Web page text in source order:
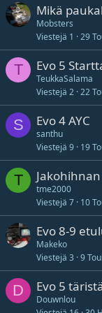
Mikä
Mobsters
Viestejä 1 29
T Evo 5
TeukkaSalama
Viestejä 2 22
S Evo 4 AYC
santhu
Viestejä 9 19
T
tme2000
Viestejä 7 10
Evo 8-9
Makeko
Viestejä 3 9
D Evo 5
Douwnlou